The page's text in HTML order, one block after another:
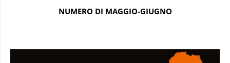
NUMERO DI MAGGIO-GIUGNO